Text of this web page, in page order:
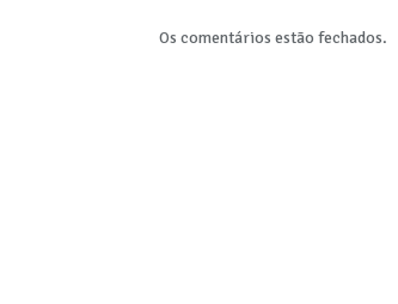
Os comentários estão fechados.